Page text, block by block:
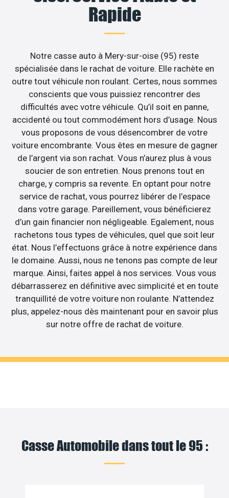
Rapide
Notre casse auto à Mery-sur-oise (95) reste
spécialisée dans le rachat de voiture. Elle rachète en
outre tout véhicule non roulant. Certes, nous sommes
conscients que vous puissiez rencontrer des
difficultés avec votre véhicule. Qu’il soit en panne,
accidenté ou tout commodément hors d’usage. Nous
vous proposons de vous désencombrer de votre
voiture encombrante. Vous êtes en mesure de gagner
de l’argent via son rachat. Vous n’aurez plus à vous
soucier de son entretien. Nous prenons tout en
charge, y compris sa revente. En optant pour notre
service de rachat, vous pourrez libérer de l’espace
dans votre garage. Pareillement, vous bénéficierez
d’un gain financier non négligeable. Egalement, nous
rachetons tous types de véhicules, quel que soit leur
état. Nous l’effectuons grâce à notre expérience dans
le domaine. Aussi, nous ne tenons pas compte de leur
marque. Ainsi, faites appel à nos services. Vous vous
débarrasserez en définitive avec simplicité et en toute
tranquillité de votre voiture non roulante. N’attendez
plus, appelez-nous dès maintenant pour en savoir plus
sur notre offre de rachat de voiture.
Casse Automobile dans tout le 95 :